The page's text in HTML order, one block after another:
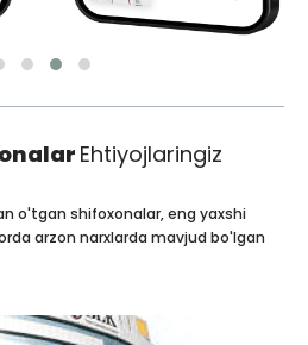
Ehtiyojlaringiz
o'tgan shifoxonalar, eng yaxshi
arzon narxlarda mavjud bo'lgan